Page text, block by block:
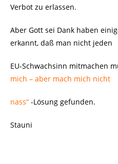
Verbot zu erlassen.
Aber Gott sei Dank haben
erkannt, daß man nicht jeden
EU-Schwachsinn mitmachen
mich – aber mach mich nicht
nass“ -Lösung gefunden.
Stauni